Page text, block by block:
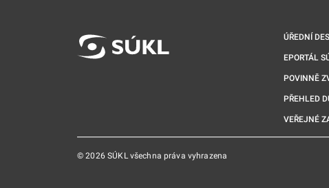
ÚŘEDNÍ
EPORTÁL
POVINNĚ
PŘEHLED
VEŘEJNÉ
© 2026 SÚKL všechna práva vyhrazena